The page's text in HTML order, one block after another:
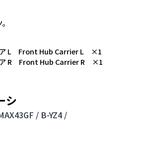
ア L Front Hub Carrier L ×1
ア R Front Hub Carrier R ×1
シ
/ B-YZ4 /